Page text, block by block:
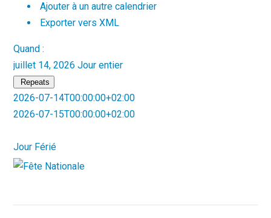
Ajouter à un autre calendrier
Exporter vers XML
Quand :
juillet 14, 2026Jour entier
Repeats
2026-07-14T00:00:00+02:00
2026-07-15T00:00:00+02:00
Jour Férié